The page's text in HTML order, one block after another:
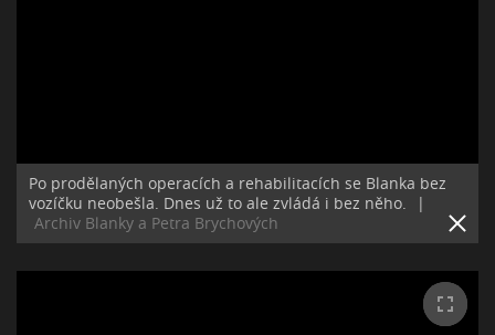
Po prodělaných operacích a rehabilitacích se Blanka bez
vozíčku neobešla. Dnes už to ale zvládá i bez něho.
|
Archiv Blanky a Petra Brychových